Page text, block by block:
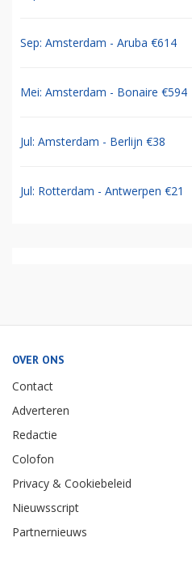
Sep: Amsterdam - Aruba €614
Mei: Amsterdam - Bonaire €594
Jul: Amsterdam - Berlijn €38
Jul: Rotterdam - Antwerpen €21
OVER ONS
Contact
Adverteren
Redactie
Colofon
Privacy & Cookiebeleid
Nieuwsscript
Partnernieuws